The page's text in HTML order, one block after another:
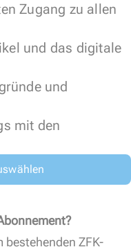
Zugang zu allen
und das digitale
und
mit den
bestehenden ZFK-